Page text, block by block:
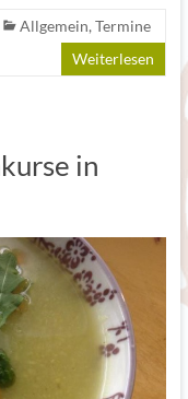
Allgemein, Termine
Weiterlesen
in